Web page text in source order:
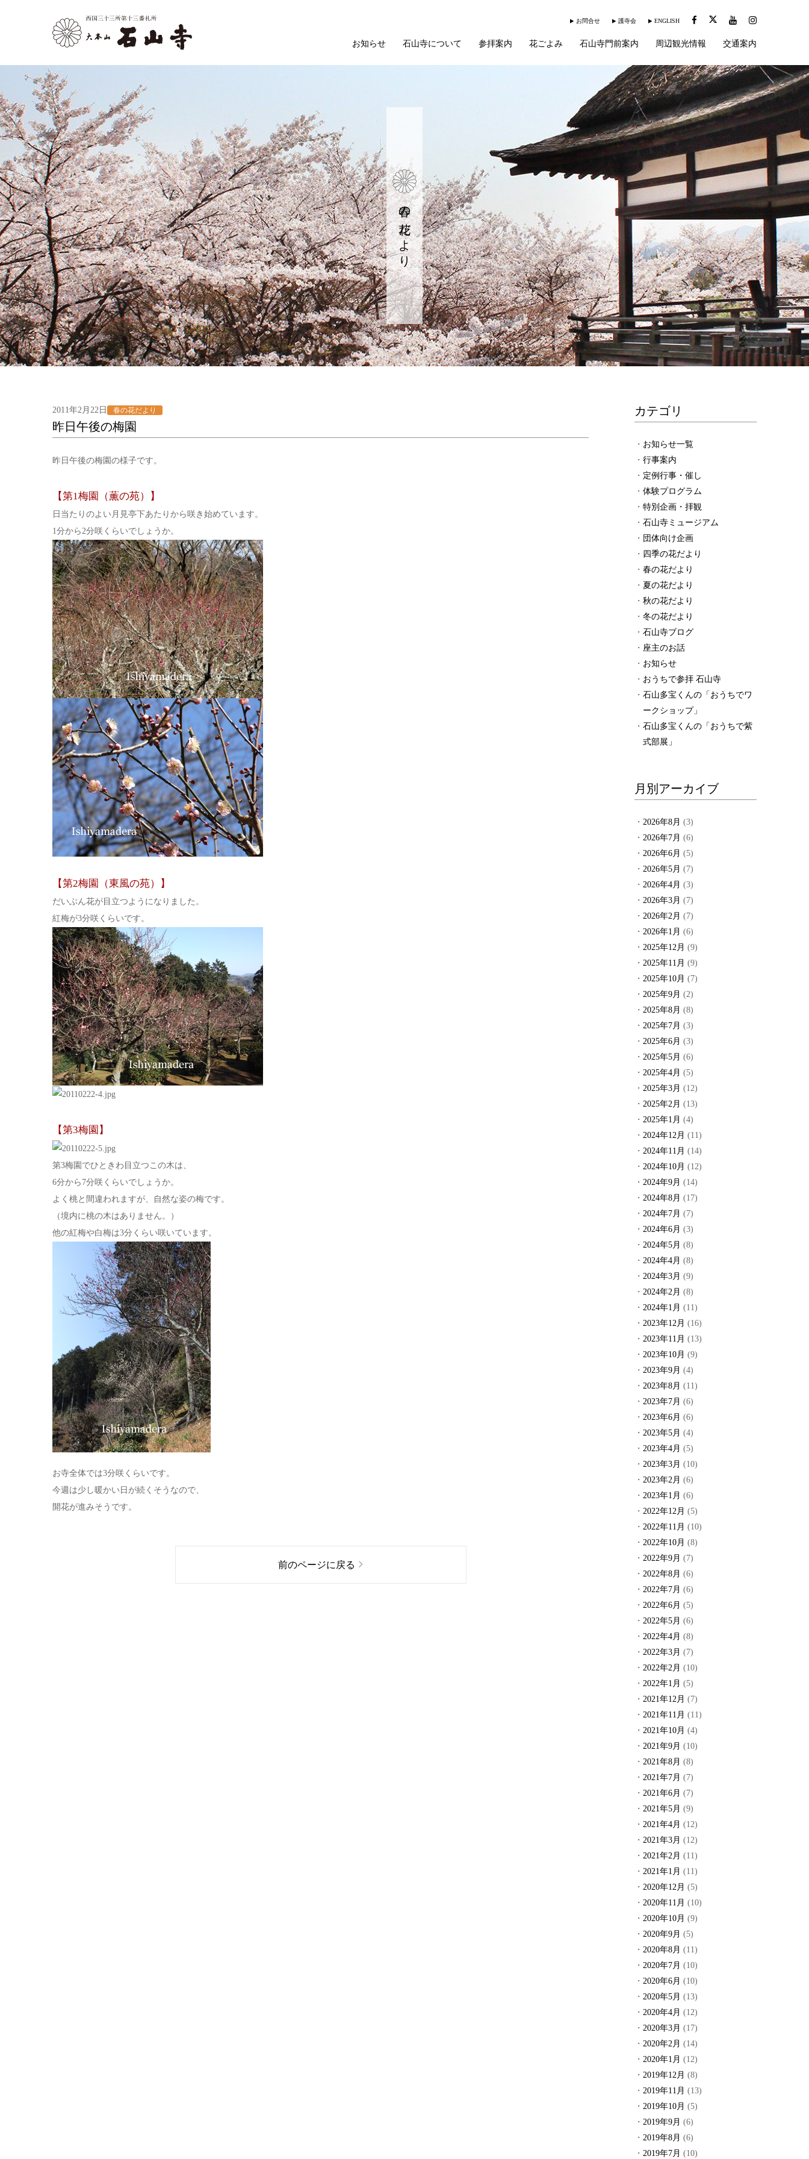
お問合せ 護寺会 ENGLISH
お知らせ 石山寺について 参拝案内 花ごよみ 石山寺門前案内 周辺観光情報 交通案内
春の花だより
2011年2月22日 春の花だより
昨日午後の梅園
昨日午後の梅園の様子です。
【第1梅園（薫の苑）】
日当たりのよい月見亭下あたりから咲き始めています。
1分から2分咲くらいでしょうか。
【第2梅園（東風の苑）】
だいぶん花が目立つようになりました。
紅梅が3分咲くらいです。
【第3梅園】
第3梅園でひときわ目立つこの木は、
6分から7分咲くらいでしょうか。
よく桃と間違われますが、自然な姿の梅です。
（境内に桃の木はありません。）
他の紅梅や白梅は3分くらい咲いています。
お寺全体では3分咲くらいです。
今週は少し暖かい日が続くそうなので、
開花が進みそうです。
前のページに戻る
カテゴリ
お知らせ一覧
行事案内
定例行事・催し
体験プログラム
特別企画・拝観
石山寺ミュージアム
団体向け企画
四季の花だより
春の花だより
夏の花だより
秋の花だより
冬の花だより
石山寺ブログ
座主のお話
お知らせ
おうちで参拝 石山寺
石山多宝くんの「おうちでワ
ークショップ」
石山多宝くんの「おうちで紫
式部展」
月別アーカイブ
2026年8月 (3)
2026年7月 (6)
2026年6月 (5)
2026年5月 (7)
2026年4月 (3)
2026年3月 (7)
2026年2月 (7)
2026年1月 (6)
2025年12月 (9)
2025年11月 (9)
2025年10月 (7)
2025年9月 (2)
2025年8月 (8)
2025年7月 (3)
2025年6月 (3)
2025年5月 (6)
2025年4月 (5)
2025年3月 (12)
2025年2月 (13)
2025年1月 (4)
2024年12月 (11)
2024年11月 (14)
2024年10月 (12)
2024年9月 (14)
2024年8月 (17)
2024年7月 (7)
2024年6月 (3)
2024年5月 (8)
2024年4月 (8)
2024年3月 (9)
2024年2月 (8)
2024年1月 (11)
2023年12月 (16)
2023年11月 (13)
2023年10月 (9)
2023年9月 (4)
2023年8月 (11)
2023年7月 (6)
2023年6月 (6)
2023年5月 (4)
2023年4月 (5)
2023年3月 (10)
2023年2月 (6)
2023年1月 (6)
2022年12月 (5)
2022年11月 (10)
2022年10月 (8)
2022年9月 (7)
2022年8月 (6)
2022年7月 (6)
2022年6月 (5)
2022年5月 (6)
2022年4月 (8)
2022年3月 (7)
2022年2月 (10)
2022年1月 (5)
2021年12月 (7)
2021年11月 (11)
2021年10月 (4)
2021年9月 (10)
2021年8月 (8)
2021年7月 (7)
2021年6月 (7)
2021年5月 (9)
2021年4月 (12)
2021年3月 (12)
2021年2月 (11)
2021年1月 (11)
2020年12月 (5)
2020年11月 (10)
2020年10月 (9)
2020年9月 (5)
2020年8月 (11)
2020年7月 (10)
2020年6月 (10)
2020年5月 (13)
2020年4月 (12)
2020年3月 (17)
2020年2月 (14)
2020年1月 (12)
2019年12月 (8)
2019年11月 (13)
2019年10月 (5)
2019年9月 (6)
2019年8月 (6)
2019年7月 (10)